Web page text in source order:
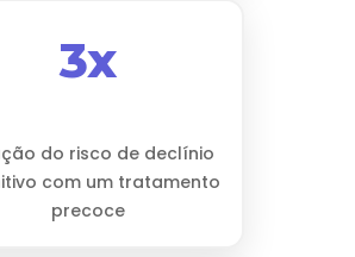
3x
do risco de declínio
com um tratamento
precoce